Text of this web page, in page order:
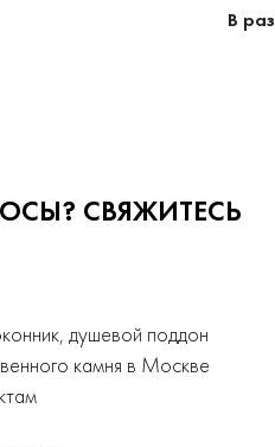
В
СВЯЖИТЕСЬ
душевой поддон
камня в Москве